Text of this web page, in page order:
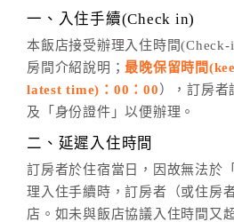
※非客服時間之申辦異動，皆為
五、客服時間
週一至週日，上午9:00～晚上
六、聯絡方式
(07)9682715 。
一、入住手續(Check in)
本飯店接受辦理入住時間(Check-
房間介紹說明；最晚保留時間
latest time)：00：00 ），訂房者
及「身份證件」以便辦理。
二、延遲入住時間
訂房者於住宿當日，因故無法於
理入住手續時，訂房者（或住房
店。如未與飯店協議入住時間又